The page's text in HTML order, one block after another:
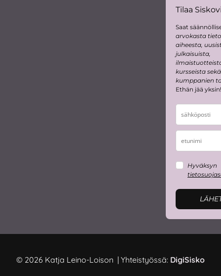
Tilaa
Saat
arvokasta
aiheesta,
julkaisuista,
kursseista sekä
kumppanien
Ethän jää yksin!
Hyväksyn
© 2026 Katja Leino-Loison | Yhteistyössä: DigiSisko